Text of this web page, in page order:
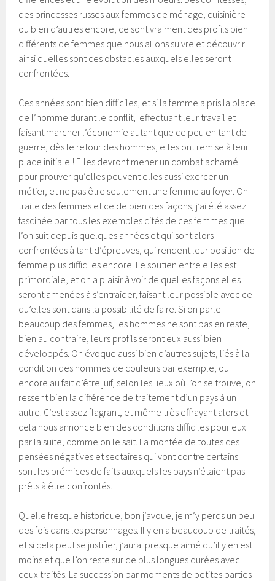
des princesses russes aux femmes de ménage, cuisinière
ou bien d’autres encore, ce sont vraiment des profils bien
différents de femmes que nous allons suivre et découvrir
ainsi quelles sont ces obstacles auxquels elles seront
confrontées.
Ces années sont bien difficiles, et si la femme a pris la place
de l’homme durant le conflit, effectuant leur travail et
faisant marcher l’économie autant que ce peu en tant de
guerre, dès le retour des hommes, elles ont remise à leur
place initiale ! Elles devront mener un combat acharné
pour prouver qu’elles peuvent elles aussi exercer un
métier, et ne pas être seulement une femme au foyer. On
traite des femmes et ce de bien des façons, j’ai été assez
fascinée par tous les exemples cités de ces femmes que
l’on suit depuis quelques années et qui sont alors
confrontées à tant d’épreuves, qui rendent leur position de
femme plus difficiles encore. Le soutien entre elles est
primordiale, et on a plaisir à voir de quelles façons elles
seront amenées à s’entraider, faisant leur possible avec ce
qu’elles sont dans la possibilité de faire. Si on parle
beaucoup des femmes, les hommes ne sont pas en reste,
bien au contraire, leurs profils seront eux aussi bien
développés. On évoque aussi bien d’autres sujets, liés à la
condition des hommes de couleurs par exemple, ou
encore au fait d’être juif, selon les lieux où l’on se trouve, on
ressent bien la différence de traitement d’un pays à un
autre. C’est assez flagrant, et même très effrayant alors et
cela nous annonce bien des conditions difficiles pour eux
par la suite, comme on le sait. La montée de toutes ces
pensées négatives et sectaires qui vont contre certains
sont les prémices de faits auxquels les pays n’étaient pas
prêts à être confrontés.
Quelle fresque historique, bon j’avoue, je m’y perds un peu
des fois dans les personnages. Il y en a beaucoup de traités,
et si cela peut se justifier, j’aurai presque aimé qu’il y en est
moins et que l’on reste sur de plus longues durées avec
ceux traités. La succession par moments de petites parties